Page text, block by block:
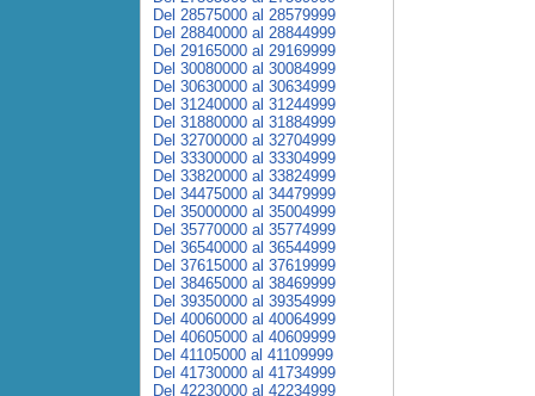
Del 28575000 al 28579999
Del 28840000 al 28844999
Del 29165000 al 29169999
Del 30080000 al 30084999
Del 30630000 al 30634999
Del 31240000 al 31244999
Del 31880000 al 31884999
Del 32700000 al 32704999
Del 33300000 al 33304999
Del 33820000 al 33824999
Del 34475000 al 34479999
Del 35000000 al 35004999
Del 35770000 al 35774999
Del 36540000 al 36544999
Del 37615000 al 37619999
Del 38465000 al 38469999
Del 39350000 al 39354999
Del 40060000 al 40064999
Del 40605000 al 40609999
Del 41105000 al 41109999
Del 41730000 al 41734999
Del 42230000 al 42234999